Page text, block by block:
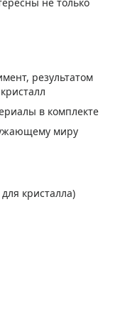
результатом
в комплекте
миру
кристалла)